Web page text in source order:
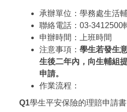
承辦單位：學務處生活
聯絡電話：03-3412500
申辦時間：上班時間
注意事項： 學生若發生
生後二年內，向生輔組
申請。
作業流程：
Q1學生平安保險的理賠申請